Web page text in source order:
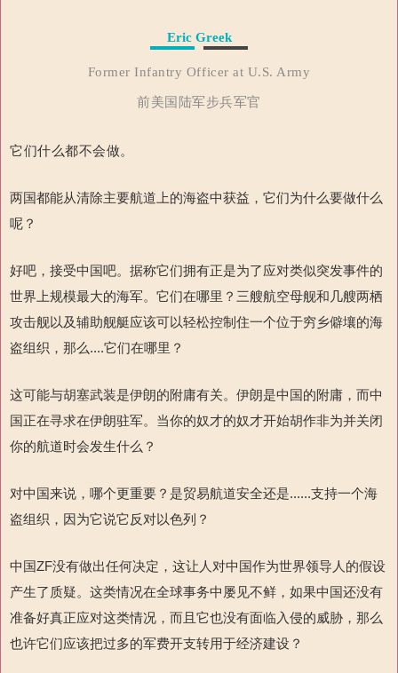
Eric Greek
Former Infantry Officer at U.S. Army
前美国陆军步兵军官
它们什么都不会做。
两国都能从清除主要航道上的海盗中获益，它们为什么要做什么
呢？
好吧，接受中国吧。据称它们拥有正是为了应对类似突发事件的
世界上规模最大的海军。它们在哪里？三艘航空母舰和几艘两栖
攻击舰以及辅助舰艇应该可以轻松控制住一个位于穷乡僻壤的海
盗组织， 那么....它们在哪里？
这可能与胡塞武装是伊朗的附庸有关。伊朗是中国的附庸，而中
国正在寻求在伊朗驻军。当你的奴才的奴才开始胡作非为并关闭
你的航道时会发生什么？
对中国来说，哪个更重要？是贸易航道安全还是......支持一个海
盗组织，因为它说它反对以色列？
中国ZF没有做出任何决定，这让人对中国作为世界领导人的假设
产生了质疑。这类情况在全球事务中屡见不鲜，如果中国还没有
准备好真正应对这类情况，而且它也没有面临入侵的威胁，那么
也许它们应该把过多的军费开支转用于经济建设？